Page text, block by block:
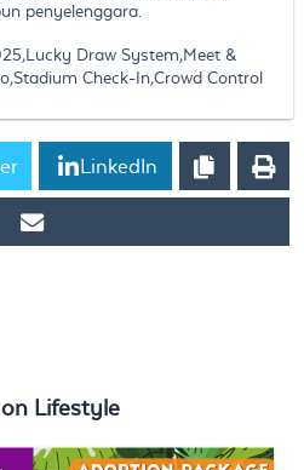
penyelenggara.
Draw System,Meet &
Check-In,Crowd Control
LinkedIn
Lifestyle